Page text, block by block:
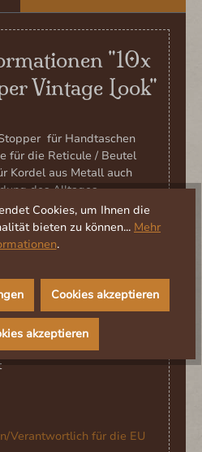
"10x
Vintage Look"
für Handtaschen
für die Reticule / Beutel
Kordel aus Metall auch
des Alltages
der abgebildete Beutel
der kommt in
2026
Metall waschbar
wir haben sie für 4-
Verantwortlich für die EU
Cookies, um Ihnen die
bieten zu können... Mehr
.
Cookies akzeptieren
akzeptieren